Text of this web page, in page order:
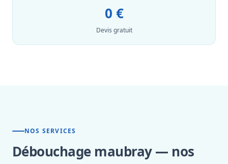
0 €
Devis gratuit
NOS SERVICES
Débouchage maubray — nos